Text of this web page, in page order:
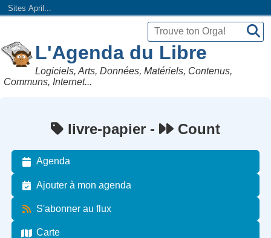
Sites April...
L'Agenda du Libre
Logiciels, Arts, Données, Matériels, Contenus,
Communs, Internet...
livre-papier - Count
Agenda
Ajouter à mon agenda
S'abonner au flux
Carte